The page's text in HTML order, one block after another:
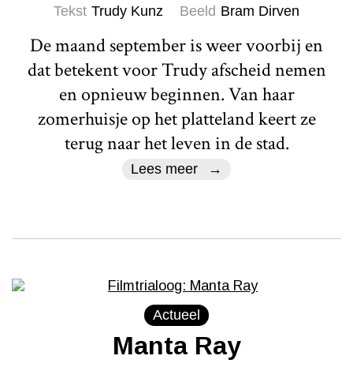
Tekst Trudy Kunz Beeld Bram Dirven
De maand september is weer voorbij en
dat betekent voor Trudy afscheid nemen
en opnieuw beginnen. Van haar
zomerhuisje op het platteland keert ze
terug naar het leven in de stad.
Lees meer
Actueel
Manta Ray